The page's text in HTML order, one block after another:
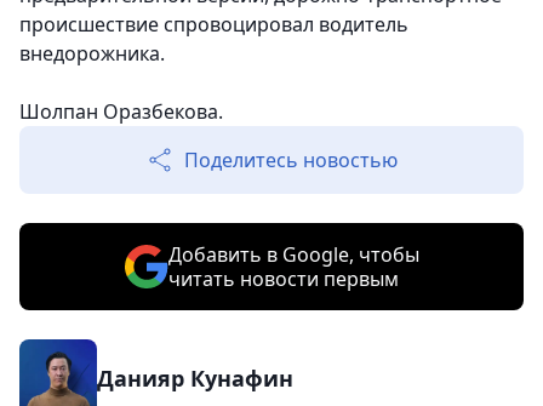
происшествие спровоцировал водитель
внедорожника.
Шолпан Оразбекова.
Поделитесь новостью
Добавить в Google, чтобы
читать новости первым
Данияр Кунафин